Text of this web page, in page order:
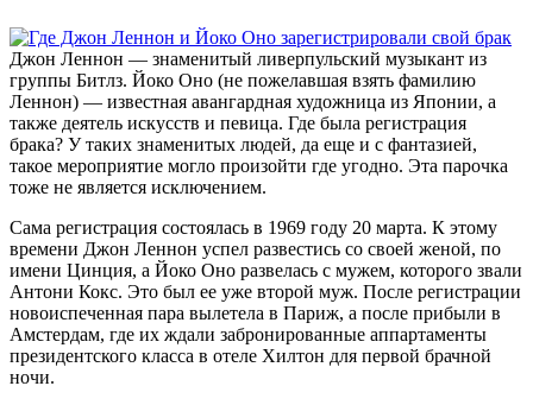
Джон Леннон — знаменитый ливерпульский музыкант из
группы Битлз. Йоко Оно (не пожелавшая взять фамилию
Леннон) — известная авангардная художница из Японии, а
также деятель искусств и певица. Где была регистрация
брака? У таких знаменитых людей, да еще и с фантазией,
такое мероприятие могло произойти где угодно. Эта парочка
тоже не является исключением.
Сама регистрация состоялась в 1969 году 20 марта. К этому
времени Джон Леннон успел развестись со своей женой, по
имени Цинция, а Йоко Оно развелась с мужем, которого звали
Антони Кокс. Это был ее уже второй муж. После регистрации
новоиспеченная пара вылетела в Париж, а после прибыли в
Амстердам, где их ждали забронированные аппартаменты
президентского класса в отеле Хилтон для первой брачной
ночи.